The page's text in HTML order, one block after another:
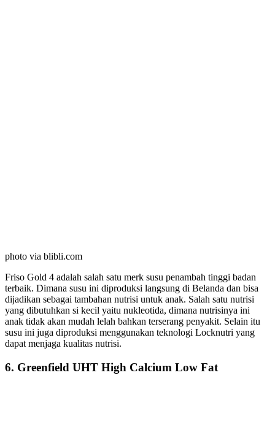
photo via blibli.com
Friso Gold 4 adalah salah satu merk susu penambah tinggi badan
terbaik. Dimana susu ini diproduksi langsung di Belanda dan bisa
dijadikan sebagai tambahan nutrisi untuk anak. Salah satu nutrisi
yang dibutuhkan si kecil yaitu nukleotida, dimana nutrisinya ini
anak tidak akan mudah lelah bahkan terserang penyakit. Selain itu
susu ini juga diproduksi menggunakan teknologi Locknutri yang
dapat menjaga kualitas nutrisi.
6. Greenfield UHT High Calcium Low Fat